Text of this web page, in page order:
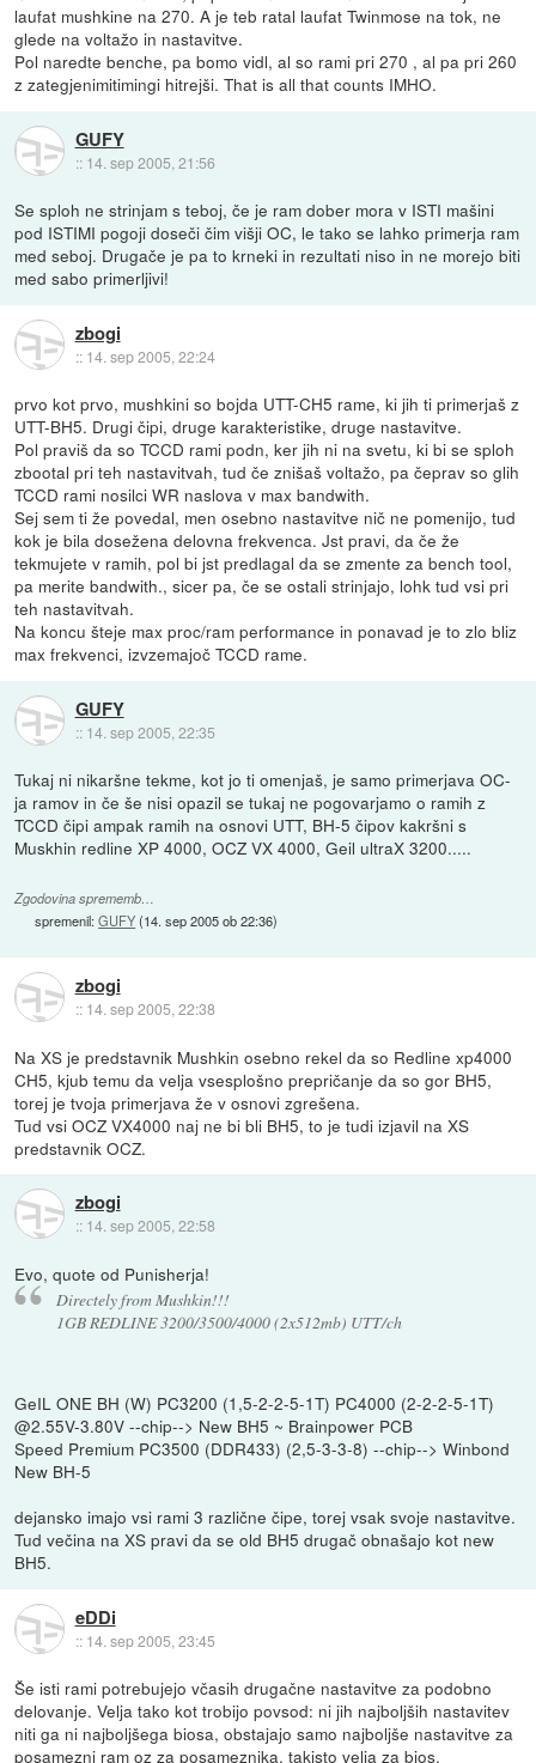
laufat mushkine na 270. A je teb ratal laufat Twinmose na tok, ne
glede na voltažo in nastavitve.
Pol naredte benche, pa bomo vidl, al so rami pri 270 , al pa pri 260
z zategjenimitimingi hitrejši. That is all that counts IMHO.
GUFY
:: 14. sep 2005, 21:56
Se sploh ne strinjam s teboj, če je ram dober mora v ISTI mašini
pod ISTIMI pogoji doseči čim višji OC, le tako se lahko primerja ram
med seboj. Drugače je pa to krneki in rezultati niso in ne morejo biti
med sabo primerljivi!
zbogi
:: 14. sep 2005, 22:24
prvo kot prvo, mushkini so bojda UTT-CH5 rame, ki jih ti primerjaš z
UTT-BH5. Drugi čipi, druge karakteristike, druge nastavitve.
Pol praviš da so TCCD rami podn, ker jih ni na svetu, ki bi se sploh
zbootal pri teh nastavitvah, tud če znišaš voltažo, pa čeprav so glih
TCCD rami nosilci WR naslova v max bandwith.
Sej sem ti že povedal, men osebno nastavitve nič ne pomenijo, tud
kok je bila dosežena delovna frekvenca. Jst pravi, da če že
tekmujete v ramih, pol bi jst predlagal da se zmente za bench tool,
pa merite bandwith., sicer pa, če se ostali strinjajo, lohk tud vsi pri
teh nastavitvah.
Na koncu šteje max proc/ram performance in ponavad je to zlo bliz
max frekvenci, izvzemajoč TCCD rame.
GUFY
:: 14. sep 2005, 22:35
Tukaj ni nikaršne tekme, kot jo ti omenjaš, je samo primerjava OC-
ja ramov in če še nisi opazil se tukaj ne pogovarjamo o ramih z
TCCD čipi ampak ramih na osnovi UTT, BH-5 čipov kakršni s
Muskhin redline XP 4000, OCZ VX 4000, Geil ultraX 3200.....
Zgodovina sprememb…
spremenil:GUFY(14. sep 2005 ob 22:36)
zbogi
:: 14. sep 2005, 22:38
Na XS je predstavnik Mushkin osebno rekel da so Redline xp4000
CH5, kjub temu da velja vsesplošno prepričanje da so gor BH5,
torej je tvoja primerjava že v osnovi zgrešena.
Tud vsi OCZ VX4000 naj ne bi bli BH5, to je tudi izjavil na XS
predstavnik OCZ.
zbogi
:: 14. sep 2005, 22:58
Evo, quote od Punisherja!
Directely from Mushkin!!!
1GB REDLINE 3200/3500/4000 (2x512mb) UTT/ch
GeIL ONE BH (W) PC3200 (1,5-2-2-5-1T) PC4000 (2-2-2-5-1T)
@2.55V-3.80V --chip--> New BH5 ~ Brainpower PCB
Speed Premium PC3500 (DDR433) (2,5-3-3-8) --chip--> Winbond
New BH-5
dejansko imajo vsi rami 3 različne čipe, torej vsak svoje nastavitve.
Tud večina na XS pravi da se old BH5 drugač obnašajo kot new
BH5.
eDDi
:: 14. sep 2005, 23:45
Še isti rami potrebujejo včasih drugačne nastavitve za podobno
delovanje. Velja tako kot trobijo povsod: ni jih najboljših nastavitev
niti ga ni najboljšega biosa, obstajajo samo najboljše nastavitve za
posamezni ram oz za posameznika, takisto velja za bios.